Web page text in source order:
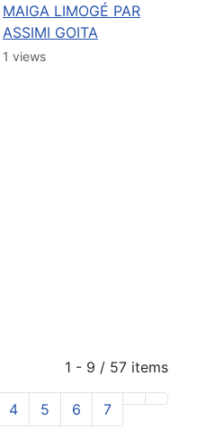
MAIGA LIMOGÉ PAR
ASSIMI GOITA
1 views
1 - 9 / 57 items
4 5 6 7